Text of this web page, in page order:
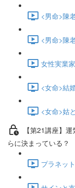
<男命>陳
<男命>陳
女性実業
<女命>結
<女命>姑
【第21講座】
らに決まっている？
プラネッ